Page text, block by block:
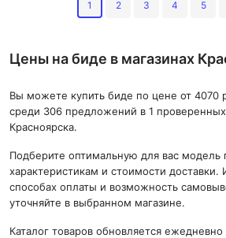
1 2 3 4 5
Цены на биде в магазинах
Вы можете купить биде по цене от 4070
среди 306 предложений в 1
Красноярска.
Подберите оптимальную для вас модель
характеристикам и стоимости
способах оплаты и возможность
уточняйте в выбранном магазине.
Каталог товаров обновляется ежедневно